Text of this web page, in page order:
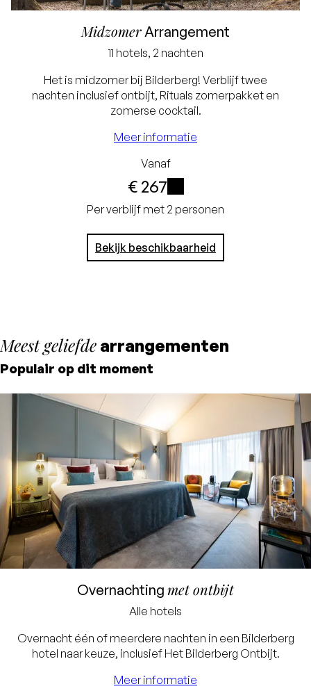
Midzomer Arrangement
11 hotels, 2 nachten
Het is midzomer bij Bilderberg! Verblijf twee
nachten inclusief ontbijt, Rituals zomerpakket en
zomerse cocktail.
Meer informatie
Vanaf
€ 267
i
Laagste prijsgarantie
Exclusief
Gratis annuleren tot
24 uur voor aankomst
nodig, je betaalt in het
Per verblijf met 2 personen
Bekijk beschikbaarheid
Meest geliefde arrangementen
Populair op dit moment
Overnachting met ontbijt
Alle hotels
Overnacht één of meerdere nachten in een Bilderberg
hotel naar keuze, inclusief Het Bilderberg Ontbijt.
Meer informatie
Laagste prijsgarantie
Gratis annuleren tot 24
Geen creditcard nodig, u
betaalt in het hotel